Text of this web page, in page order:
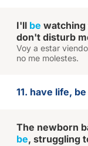
I'll be watching
don't disturb
Voy a estar
no me molestes.
11. have life,
The newborn
be, struggling